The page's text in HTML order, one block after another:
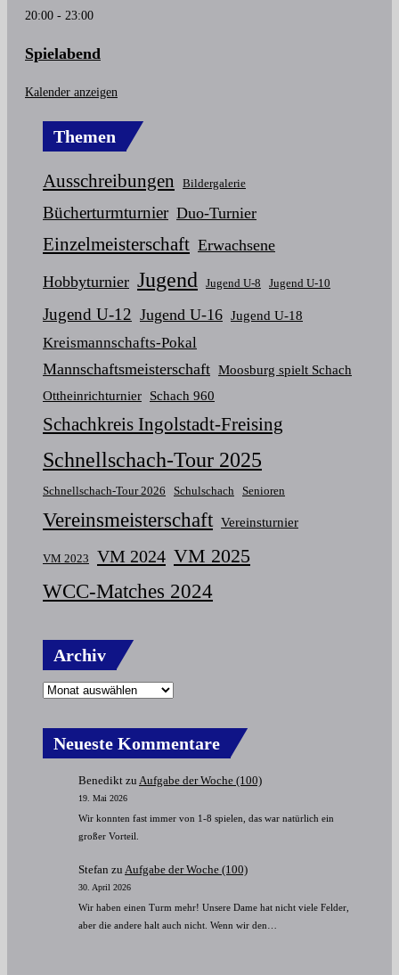
20:00 - 23:00
Spielabend
Kalender anzeigen
Themen
Ausschreibungen Bildergalerie
Bücherturmturnier Duo-Turnier
Einzelmeisterschaft Erwachsene
Hobbyturnier Jugend Jugend U-8 Jugend U-10
Jugend U-12 Jugend U-16 Jugend U-18
Kreismannschafts-Pokal
Mannschaftsmeisterschaft Moosburg spielt Schach
Ottheinrichturnier Schach 960
Schachkreis Ingolstadt-Freising
Schnellschach-Tour 2025
Schnellschach-Tour 2026 Schulschach Senioren
Vereinsmeisterschaft Vereinsturnier
VM 2023 VM 2024 VM 2025
WCC-Matches 2024
Archiv
Archiv
Neueste Kommentare
Benedikt zu Aufgabe der Woche (100)
19. Mai 2026
Wir konnten fast immer von 1-8 spielen, das war natürlich ein
großer Vorteil.
Stefan zu Aufgabe der Woche (100)
30. April 2026
Wir haben einen Turm mehr! Unsere Dame hat nicht viele Felder,
aber die andere halt auch nicht. Wenn wir den…